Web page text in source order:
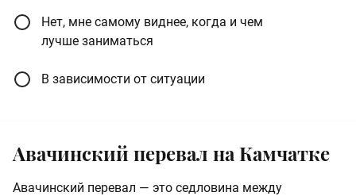
Нет, мне самому виднее, когда и чем
лучше заниматься
В зависимости от ситуации
Авачинский перевал на Камчатке
Авачинский перевал — это седловина между